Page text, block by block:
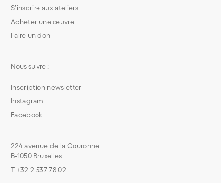
S’inscrire aux ateliers
Acheter une œuvre
Faire un don
224 avenue de la Couronne
B-1050 Bruxelles
T +32 2 537 78 02
Nous suivre :
Inscription newsletter
Instagram
Facebook